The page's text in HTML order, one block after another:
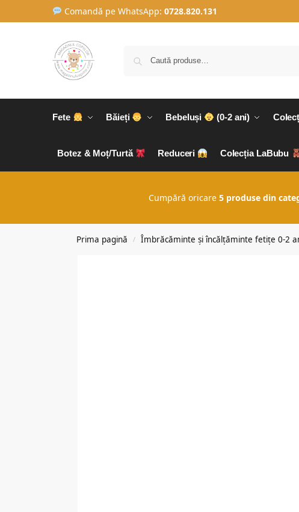
Comandă pe WhatsApp: 0728.820.131
Fete Băieți Bebeluși (0-2 ani)
Botez & Moț/Turtă Reduceri Colecția LaBubu
Cumpără oricare 5 produse din
Prima pagină / Îmbrăcăminte și încălțăminte fetițe 0-2